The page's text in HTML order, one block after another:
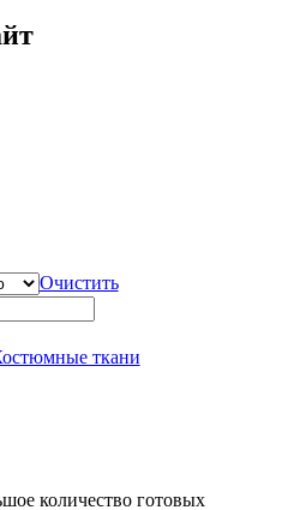
Очистить
ткани
количество готовых